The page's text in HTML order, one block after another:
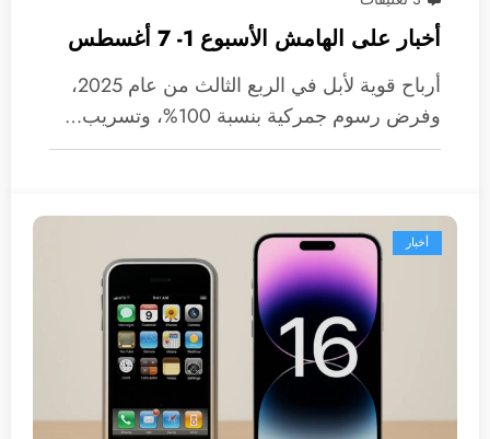
أخبار على الهامش الأسبوع 1- 7 أغسطس
أرباح قوية لأبل في الربع الثالث من عام 2025،
وفرض رسوم جمركية بنسبة 100%، وتسريب…
أخبار